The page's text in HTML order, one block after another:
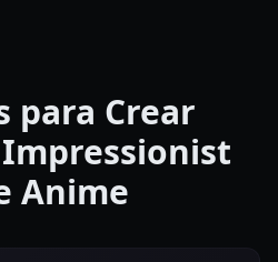
para Crear
Anime